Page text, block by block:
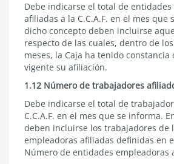
Debe indicarse el total de
afiliadas a la C.C.A.F. en el mes que
dicho concepto deben incluirse
respecto de las cuales, dentro de
meses, la Caja ha tenido constancia
vigente su afiliación.
1.12 Número de trabajadores
Debe indicarse el total de
C.C.A.F. en el mes que se informa.
deben incluirse los trabajadores de
empleadoras afiliadas definidas en
Número de entidades empleadoras